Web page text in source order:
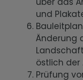
und
Änderung
östlich der
Prüfung